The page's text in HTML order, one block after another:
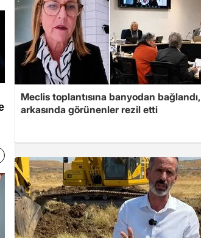
Meclis toplantısına banyodan bağlandı,
arkasında görünenler rezil etti